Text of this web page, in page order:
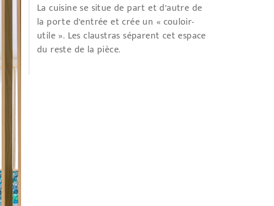
La cuisine se situe de part et d’autre de
la porte d’entrée et crée un « couloir-
utile ». Les claustras séparent cet espace
du reste de la pièce.